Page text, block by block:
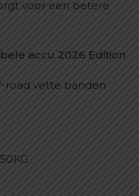
voor een betere
accu 2026 Edition
road vette banden